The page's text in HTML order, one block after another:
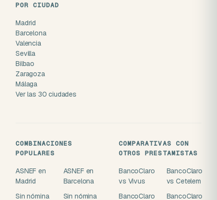
POR CIUDAD
Madrid
Barcelona
Valencia
Sevilla
Bilbao
Zaragoza
Málaga
Ver las 30 ciudades
COMBINACIONES
POPULARES
ASNEF en
Madrid
ASNEF en
Barcelona
Sin nómina
Sin nómina
COMPARATIVAS CON
OTROS PRESTAMISTAS
BancoClaro
vs Vivus
BancoClaro
vs Cetelem
BancoClaro
BancoClaro